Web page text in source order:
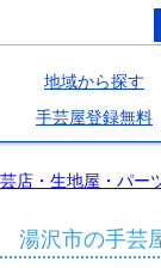
地域から探す
手芸屋登録無料
店・生地屋・パー
湯沢市の手芸